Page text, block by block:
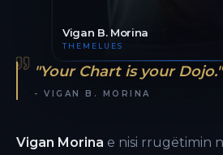
Vigan B. Morina
THEMELUES
"Your Chart is your Dojo."
- VIGAN B. MORINA
Vigan Morina e nisi rrugëtimin